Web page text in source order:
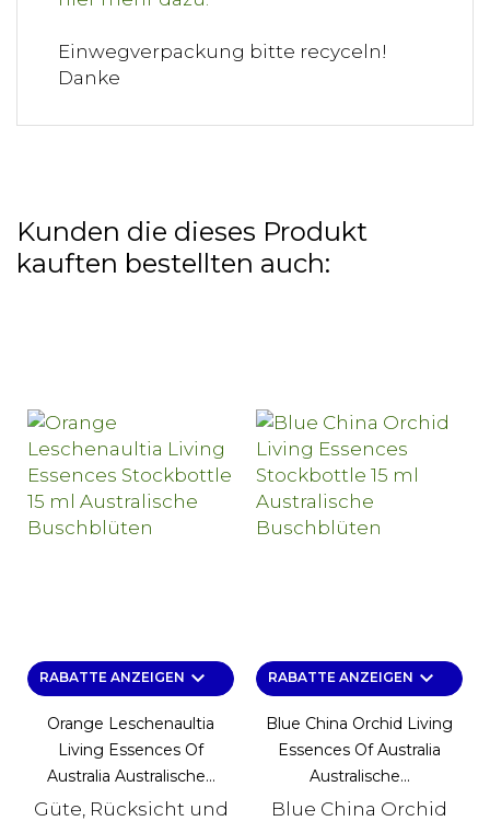
Einwegverpackung bitte recyceln!
Danke
Kunden die dieses Produkt
kauften bestellten auch:
RABATTE ANZEIGEN keyboard_arrow_down
Orange Leschenaultia
Living Essences Of
Australia Australische...
Güte, Rücksicht und
RABATTE ANZEIGEN keyboard_arrow_down
Blue China Orchid Living
Essences Of Australia
Australische...
Blue China Orchid